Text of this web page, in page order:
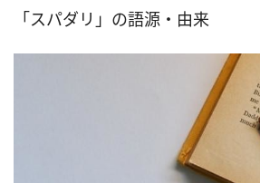
「スパダリ」の語源・由来